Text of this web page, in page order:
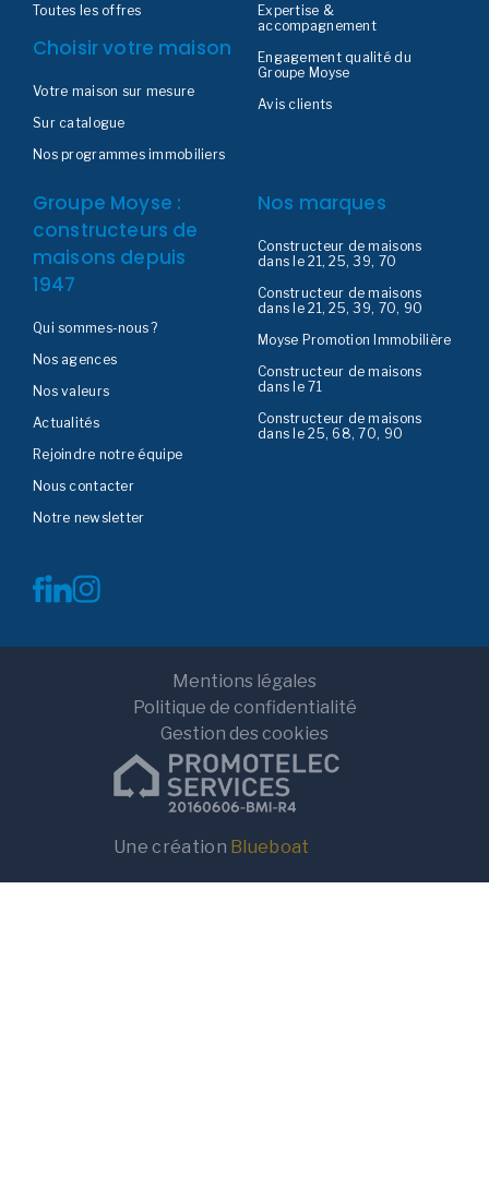
Toutes les offres
Choisir votre maison
Votre maison sur mesure
Sur catalogue
Nos programmes immobiliers
Expertise &
accompagnement
Engagement qualité du
Groupe Moyse
Avis clients
Groupe Moyse :
constructeurs de
maisons depuis
1947
Qui sommes-nous ?
Nos agences
Nos valeurs
Actualités
Rejoindre notre équipe
Nous contacter
Notre newsletter
Nos marques
Constructeur de maisons
dans le 21, 25, 39, 70
Constructeur de maisons
dans le 21, 25, 39, 70, 90
Moyse Promotion Immobilière
Constructeur de maisons
dans le 71
Constructeur de maisons
dans le 25, 68, 70, 90
Mentions légales
Politique de confidentialité
Gestion des cookies
Une création Blueboat